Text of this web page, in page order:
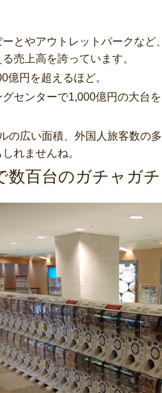
ーとやアウトレットパークな
売上高を誇っています。
億円を超えるほど。
センターで1,000億円の大台
の広い面積、外国人旅客数の
れませんね。
数百台のガチャガチ